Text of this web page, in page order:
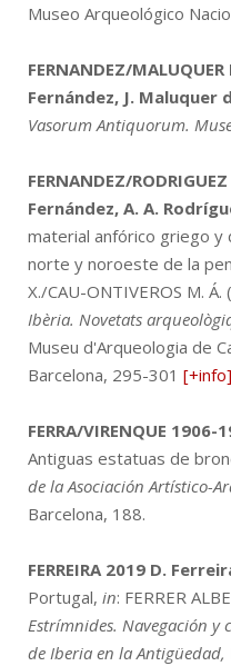
Museo Arqueológico
FERNANDEZ/
Fernández, J. Maluquer
Vasorum Antiquorum.
FERNANDEZ/
Fernández, A. A.
material anfórico griego y
norte y noroeste de la
X./CAU-ONTIVEROS M. Á.
Ibèria. Novetats
Museu d'Arqueologia de
Barcelona, 295-301 [+info]
FERRA/VIRENQUE 1906-
Antiguas estatuas de
de la Asociación Artístico-
Barcelona, 188.
FERREIRA 2019 D.
Portugal, in: FERRER
Estrímnides. Navegación
de Iberia en la Antigüedad,